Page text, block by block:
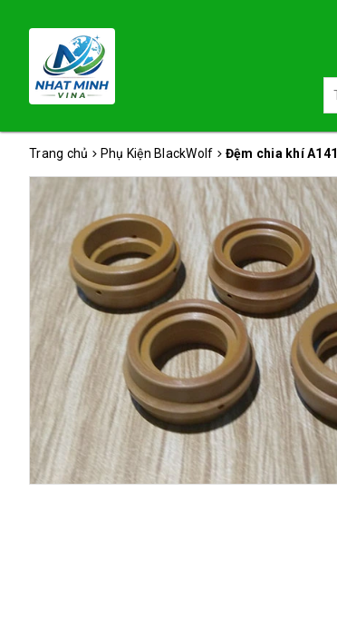
Trang chủ Phụ Kiện BlackWolf Đệm chia khí A141